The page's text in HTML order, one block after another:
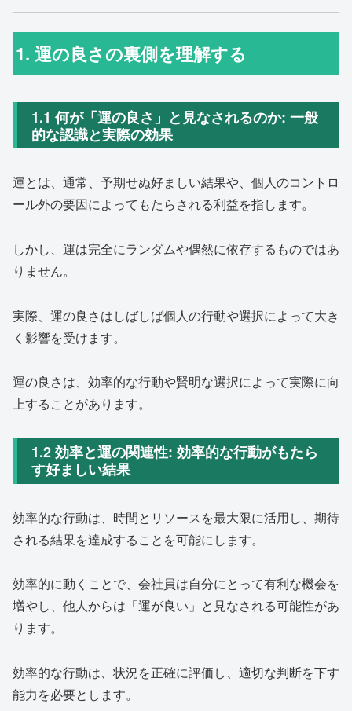
1. 運の良さの裏側を理解する
1.1 何が「運の良さ」と見なされるのか: 一般
的な認識と実際の効果
運とは、通常、予期せぬ好ましい結果や、個人のコントロ
ール外の要因によってもたらされる利益を指します。
しかし、運は完全にランダムや偶然に依存するものではあ
りません。
実際、運の良さはしばしば個人の行動や選択によって大き
く影響を受けます。
運の良さは、効率的な行動や賢明な選択によって実際に向
上することがあります。
1.2 効率と運の関連性: 効率的な行動がもたら
す好ましい結果
効率的な行動は、時間とリソースを最大限に活用し、期待
される結果を達成することを可能にします。
効率的に動くことで、会社員は自分にとって有利な機会を
増やし、他人からは「運が良い」と見なされる可能性があ
ります。
効率的な行動は、状況を正確に評価し、適切な判断を下す
能力を必要とします。